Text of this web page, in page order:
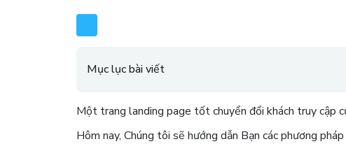
Mục lục bài viết
Một trang landing page tốt chuyển đổi khách truy cập
Hôm nay, Chúng tôi sẽ hướng dẫn Bạn các phương